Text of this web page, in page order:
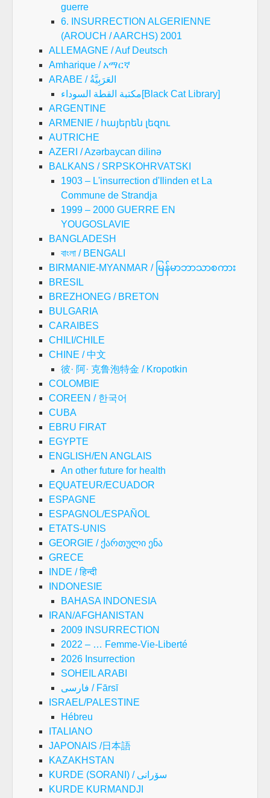
guerre
6. INSURRECTION ALGERIENNE
(AROUCH / AARCHS) 2001
ALLEMAGNE / Auf Deutsch
Amharique / አማርኛ
ARABE / العَرَبِيَّةُ
مكتبة القطة السوداء[Black Cat Library]
ARGENTINE
ARMENIE / հայերեն լեզու
AUTRICHE
AZERI / Azərbaycan dilinə
BALKANS / SRPSKOHRVATSKI
1903 – L'insurrection d'Ilinden et La
Commune de Strandja
1999 – 2000 GUERRE EN
YOUGOSLAVIE
BANGLADESH
বাংলা / BENGALI
BIRMANIE-MYANMAR / မြန်မာဘာသာစကား
BRESIL
BREZHONEG / BRETON
BULGARIA
CARAIBES
CHILI/CHILE
CHINE / 中文
彼· 阿· 克鲁泡特金 / Kropotkin
COLOMBIE
COREEN / 한국어
CUBA
EBRU FIRAT
EGYPTE
ENGLISH/EN ANGLAIS
An other future for health
EQUATEUR/ECUADOR
ESPAGNE
ESPAGNOL/ESPAÑOL
ETATS-UNIS
GEORGIE / ქართული ენა
GRECE
INDE / हिन्दी
INDONESIE
BAHASA INDONESIA
IRAN/AFGHANISTAN
2009 INSURRECTION
2022 – … Femme-Vie-Liberté
2026 Insurrection
SOHEIL ARABI
فارسی / Fārsī
ISRAEL/PALESTINE
Hébreu
ITALIANO
JAPONAIS /日本語
KAZAKHSTAN
KURDE (SORANI) / سۆرانی
KURDE KURMANDJI